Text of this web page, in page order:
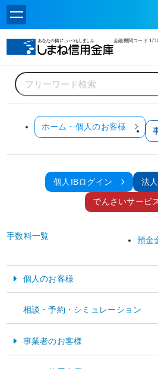
金融機関コード
ホーム・個人のお客様
個人IBログイン 法
でんさいサービ
手数料一覧 預金
個人のお客様
お金をためる・そなえる
お金をかりる
相談・予約・シミュレーション
事業者のお客様
ホーム ニュース 創立100周年記念事業について
全てのお客様ニュース
創立100周年記念事業について
2024年5月1日
これもひとえに、地域の皆さまからの長年にわた
会・地域経済の更なる発展を願い、「
共に 地域と共に」のスローガンのもと、以下の